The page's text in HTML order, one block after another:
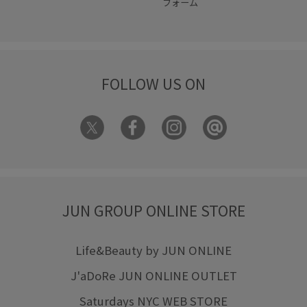
FOLLOW US ON
JUN GROUP ONLINE STORE
Life&Beauty by JUN ONLINE
J'aDoRe JUN ONLINE OUTLET
Saturdays NYC WEB STORE